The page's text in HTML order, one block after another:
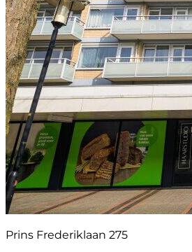
Prins Frederiklaan 275